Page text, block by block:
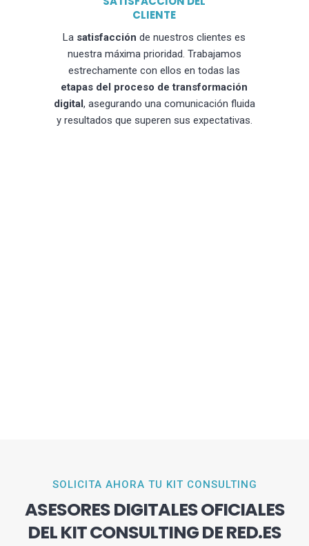
CLIENTE
La satisfacción de nuestros clientes es
nuestra máxima prioridad. Trabajamos
estrechamente con ellos en todas las
etapas del proceso de transformación
digital, asegurando una comunicación fluida
y resultados que superen sus expectativas.
SOLICITA AHORA TU KIT CONSULTING
ASESORES DIGITALES OFICIALES
DEL KIT CONSULTING DE RED.ES